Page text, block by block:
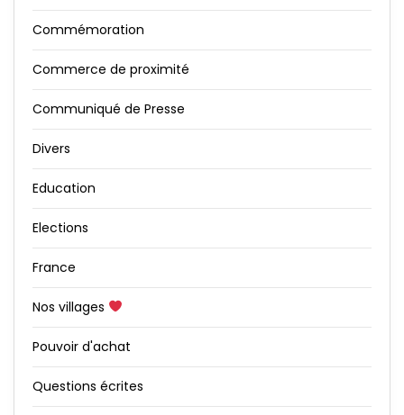
Commémoration
Commerce de proximité
Communiqué de Presse
Divers
Education
Elections
France
Nos villages
Pouvoir d'achat
Questions écrites